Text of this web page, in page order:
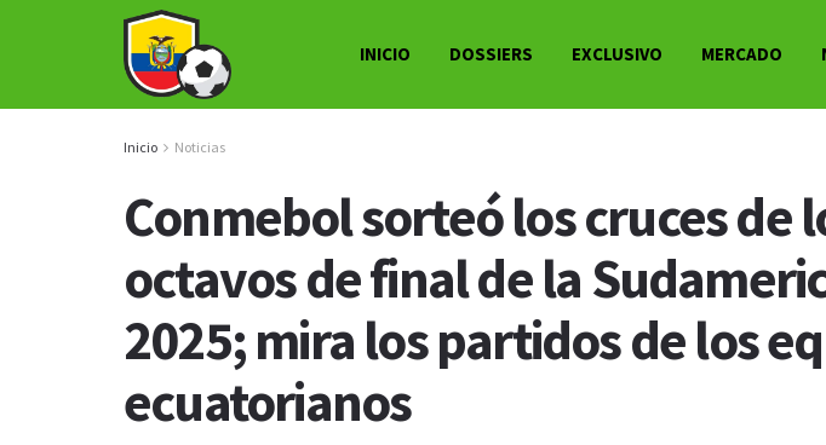
INICIO DOSSIERS EXCLUSIVO MERCADO
Inicio Noticias
Conmebol sorteó los cruces de
octavos de final de la
2025; mira los partidos de los
ecuatorianos